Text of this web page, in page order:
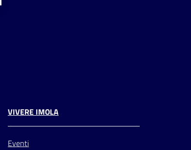
VIVERE IMOLA
Eventi